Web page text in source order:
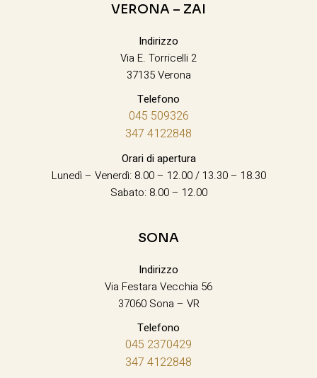
VERONA – ZAI
Indirizzo
Via E. Torricelli 2
37135 Verona
Telefono
045 509326
347 4122848
Orari di apertura
Lunedì – Venerdì: 8.00 – 12.00 / 13.30 – 18.30
Sabato: 8.00 – 12.00
SONA
Indirizzo
Via Festara Vecchia 56
37060 Sona – VR
Telefono
045 2370429
347 4122848